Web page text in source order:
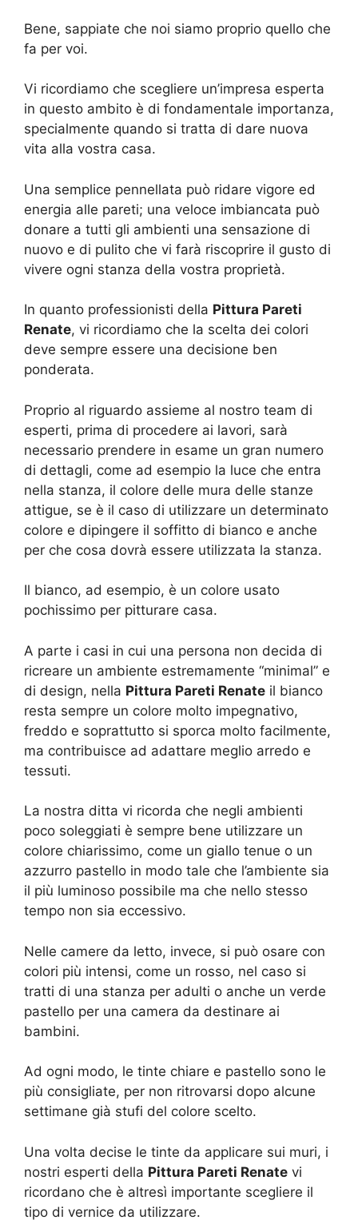
Bene, sappiate che noi siamo proprio quello che
fa per voi.
Vi ricordiamo che scegliere un’impresa esperta
in questo ambito è di fondamentale importanza,
specialmente quando si tratta di dare nuova
vita alla vostra casa.
Una semplice pennellata può ridare vigore ed
energia alle pareti; una veloce imbiancata può
donare a tutti gli ambienti una sensazione di
nuovo e di pulito che vi farà riscoprire il gusto di
vivere ogni stanza della vostra proprietà.
In quanto professionisti della Pittura Pareti
Renate, vi ricordiamo che la scelta dei colori
deve sempre essere una decisione ben
ponderata.
Proprio al riguardo assieme al nostro team di
esperti, prima di procedere ai lavori, sarà
necessario prendere in esame un gran numero
di dettagli, come ad esempio la luce che entra
nella stanza, il colore delle mura delle stanze
attigue, se è il caso di utilizzare un determinato
colore e dipingere il soffitto di bianco e anche
per che cosa dovrà essere utilizzata la stanza.
Il bianco, ad esempio, è un colore usato
pochissimo per pitturare casa.
A parte i casi in cui una persona non decida di
ricreare un ambiente estremamente “minimal” e
di design, nella Pittura Pareti Renate il bianco
resta sempre un colore molto impegnativo,
freddo e soprattutto si sporca molto facilmente,
ma contribuisce ad adattare meglio arredo e
tessuti.
La nostra ditta vi ricorda che negli ambienti
poco soleggiati è sempre bene utilizzare un
colore chiarissimo, come un giallo tenue o un
azzurro pastello in modo tale che l’ambiente sia
il più luminoso possibile ma che nello stesso
tempo non sia eccessivo.
Nelle camere da letto, invece, si può osare con
colori più intensi, come un rosso, nel caso si
tratti di una stanza per adulti o anche un verde
pastello per una camera da destinare ai
bambini.
Ad ogni modo, le tinte chiare e pastello sono le
più consigliate, per non ritrovarsi dopo alcune
settimane già stufi del colore scelto.
Una volta decise le tinte da applicare sui muri, i
nostri esperti della Pittura Pareti Renate vi
ricordano che è altresì importante scegliere il
tipo di vernice da utilizzare.